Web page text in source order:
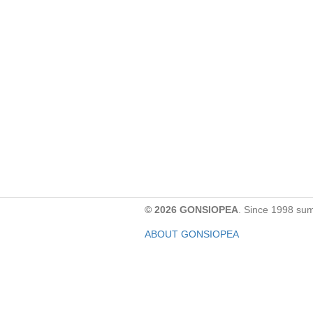
© 2026 GONSIOPEA . Since 1998
ABOUT GONSIOPEA